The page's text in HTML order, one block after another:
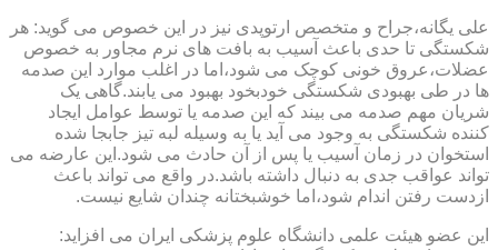
علی یگانه،جراح و متخصص ارتوپدی نیز در این خصوص می گوید: هر
شکستگی تا حدی باعث آسیب به بافت های نرم مجاور به خصوص
عضلات،عروق خونی کوچک می شود،اما در اغلب موارد این صدمه
ها در طی بهبودی شکستگی خودبخود بهبود می یابند.گاهی یک
شریان مهم صدمه می بیند که این صدمه یا توسط عوامل ایجاد
کننده شکستگی به وجود می آید یا به وسیله لبه تیز جابجا شده
استخوان در زمان آسیب یا پس از آن حادث می شود.این عارضه می
تواند عواقب جدی به دنبال داشته باشد.در واقع می تواند باعث
ازدست رفتن اندام شود،اما خوشبختانه چندان شایع نیست.
این عضو هیئت علمی دانشگاه علوم پزشکی ایران می افزاید: